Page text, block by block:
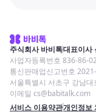
주식회사 바비톡대표이사
사업자등록번호 836-86-
통신판매업신고번호
서울특별시 서초구 강남
이메일 cs@babitalk.com
서비스 이용약관개인정보